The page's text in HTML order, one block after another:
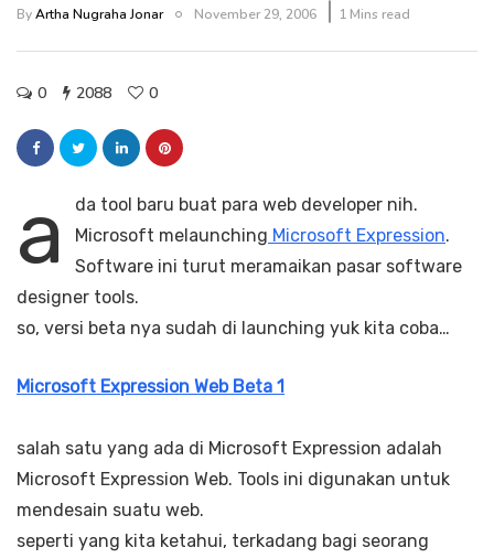
ByArtha Nugraha Jonar November 29, 2006 1 Mins read
0 2088 0
a
da tool baru buat para web developer nih.
Microsoft melaunching Microsoft Expression.
Software ini turut meramaikan pasar software
designer tools.
so, versi beta nya sudah di launching yuk kita coba…
Microsoft Expression Web Beta 1
salah satu yang ada di Microsoft Expression adalah
Microsoft Expression Web. Tools ini digunakan untuk
mendesain suatu web.
seperti yang kita ketahui, terkadang bagi seorang